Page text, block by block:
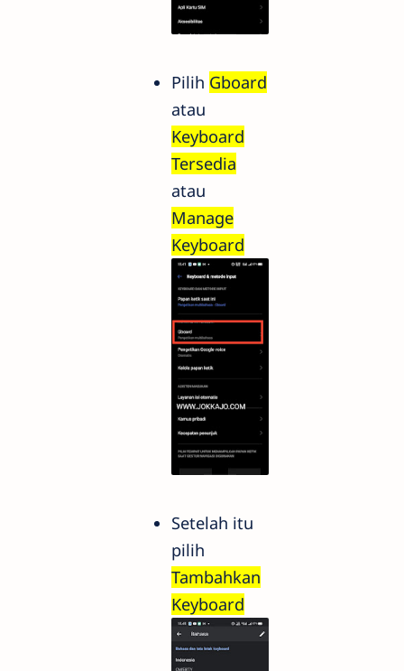
Pilih Gboard
atau
Keyboard
Tersedia
atau
Manage
Keyboard
Setelah itu
pilih
Tambahkan
Keyboard